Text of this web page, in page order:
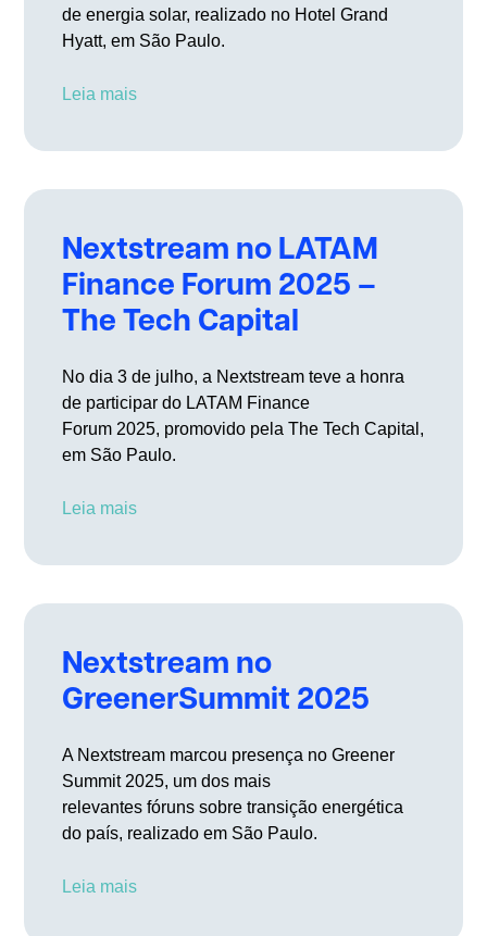
de energia solar, realizado no Hotel Grand
Hyatt, em São Paulo.
Leia mais
Nextstream no LATAM
Finance Forum 2025 –
The Tech Capital
No dia 3 de julho, a Nextstream teve a honra
de participar do LATAM Finance
Forum 2025, promovido pela The Tech Capital,
em São Paulo.
Leia mais
Nextstream no
GreenerSummit 2025
A Nextstream marcou presença no Greener
Summit 2025, um dos mais
relevantes fóruns sobre transição energética
do país, realizado em São Paulo.
Leia mais